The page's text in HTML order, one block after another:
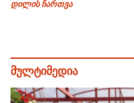
დილის ჩართვა
მულტიმედია